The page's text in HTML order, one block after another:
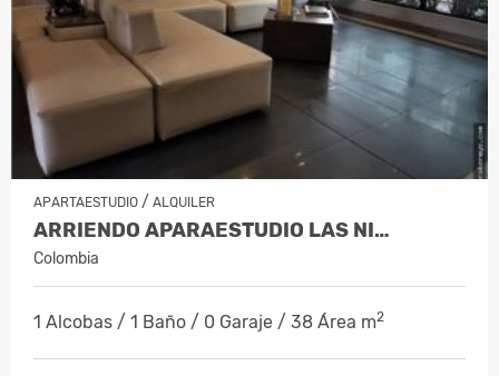
APARTAESTUDIO / ALQUILER
ARRIENDO APARAESTUDIO LAS NI…
Colombia
1 Alcobas / 1 Baño / 0 Garaje / 38 Área m2